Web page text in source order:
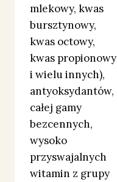
mlekowy, kwas
bursztynowy,
kwas octowy,
kwas propionowy
i wielu innych),
antyoksydantów,
całej gamy
bezcennych,
wysoko
przyswajalnych
witamin z grupy